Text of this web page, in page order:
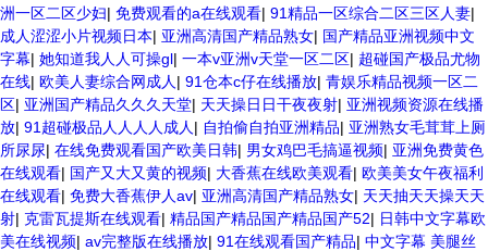
洲一区二区少妇| 免费观看的a在线观看| 91精品一区综合二区三区人妻|
成人涩涩小片视频日本| 亚洲高清国产精品熟女| 国产精品亚洲视频中文
字幕| 她知道我人人可操gl| 一本v亚洲v天堂一区二区| 超碰国产极品尤物
在线| 欧美人妻综合网成人 | 91仓本c仔在线播放| 青娱乐精品视频一区二
区| 亚洲国产精品久久久天堂| 天天操日日干夜夜射| 亚洲视频资源在线播
放| 91超碰极品人人人人成人 | 自拍偷自拍亚洲精品| 亚洲熟女毛茸茸上厕
所尿尿| 在线免费观看国产欧美日韩| 男女鸡巴毛搞逼视频| 亚洲免费黄色
在线观看| 国产又大又黄的视频| 大香蕉在线欧美观看| 欧美美女午夜福利
在线观看| 免费大香蕉伊人av| 亚洲高清国产精品熟女| 天天抽天天操天天
射| 克雷瓦提斯在线观看| 精品国产精品国产精品国产52| 日韩中文字幕欧
美在线视频| av完整版在线播放| 91在线观看国产精品| 中文字幕 美腿丝